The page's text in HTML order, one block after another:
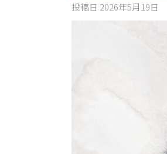
投稿日 2026年5月19日